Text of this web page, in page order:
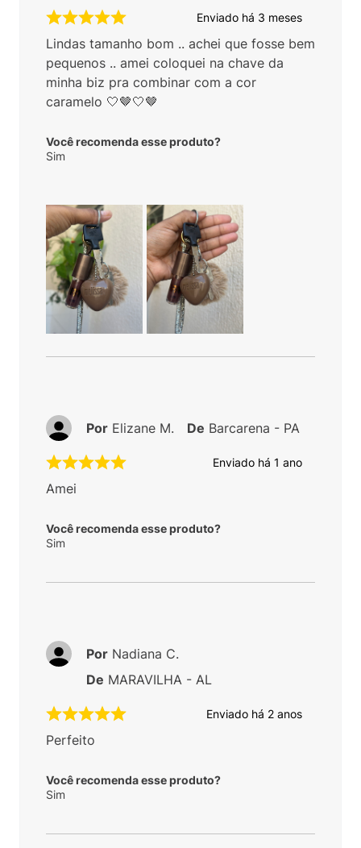
Enviado há 3 meses
Lindas tamanho bom .. achei que fosse bem
pequenos .. amei coloquei na chave da
minha biz pra combinar com a cor
caramelo 🤍🤎🤍🤎
Você recomenda esse produto?
Sim
Enviado há 1 ano
Amei
Você recomenda esse produto?
Sim
Por Elizane M. De Barcarena - PA
Enviado há 2 anos
Perfeito
Você recomenda esse produto?
Sim
Por Nadiana C.
De MARAVILHA - AL